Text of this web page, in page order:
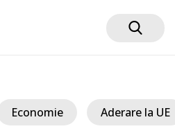
Economie Aderare la UE